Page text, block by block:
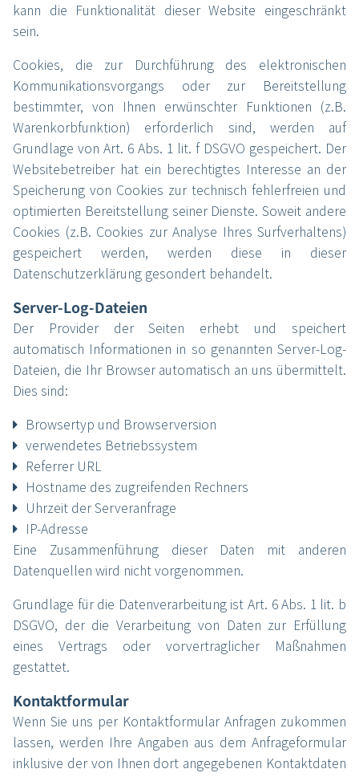
Start
Veranstaltungen
Human Med AG
kann die Funktionalität dieser Website eingeschränkt
sein.
Cookies, die zur Durchführung des elektronischen
Kommunikationsvorgangs oder zur Bereitstellung
bestimmter, von Ihnen erwünschter Funktionen (z.B.
Warenkorbfunktion) erforderlich sind, werden auf
Grundlage von Art. 6 Abs. 1 lit. f DSGVO gespeichert. Der
Websitebetreiber hat ein berechtigtes Interesse an der
Speicherung von Cookies zur technisch fehlerfreien und
optimierten Bereitstellung seiner Dienste. Soweit andere
Cookies (z.B. Cookies zur Analyse Ihres Surfverhaltens)
gespeichert werden, werden diese in dieser
Datenschutzerklärung gesondert behandelt.
Server-Log-Dateien
Der Provider der Seiten erhebt und speichert
automatisch Informationen in so genannten Server-Log-
Dateien, die Ihr Browser automatisch an uns übermittelt.
Dies sind:
Browsertyp und Browserversion
verwendetes Betriebssystem
Referrer URL
Hostname des zugreifenden Rechners
Uhrzeit der Serveranfrage
IP-Adresse
Eine Zusammenführung dieser Daten mit anderen
Datenquellen wird nicht vorgenommen.
Grundlage für die Datenverarbeitung ist Art. 6 Abs. 1 lit. b
DSGVO, der die Verarbeitung von Daten zur Erfüllung
eines Vertrags oder vorvertraglicher Maßnahmen
gestattet.
Kontaktformular
Wenn Sie uns per Kontaktformular Anfragen zukommen
lassen, werden Ihre Angaben aus dem Anfrageformular
inklusive der von Ihnen dort angegebenen Kontaktdaten